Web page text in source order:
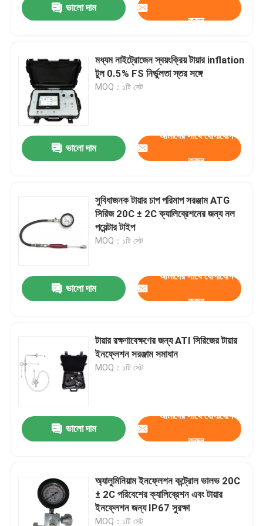
ভিডিও
ভালো দাম
করুন
মধ্যম নাইট্রোজেন স্বয়ংক্রিয় টায়ার inflation
টুল 0.5% FS নির্ভুলতা স্তর সঙ্গে
MOQ：১টি সেট
ভালো দাম
আমাদের সাথে যোগাযোগ
করুন
সুবিধাজনক টায়ার চাপ পরিমাপ সরঞ্জাম ATG
সিরিজ 20C ± 2C ক্যালিব্রেশনের জন্য নল
পয়েন্টার টাইপ
MOQ：১টি সেট
ভালো দাম
আমাদের সাথে যোগাযোগ
করুন
টায়ার রক্ষণাবেক্ষণের জন্য ATI সিরিজের টায়ার
ইনফ্লেশন সরঞ্জাম সমাধান
MOQ：১টি সেট
ভালো দাম
আমাদের সাথে যোগাযোগ
করুন
অ্যালুমিনিয়াম ইনফ্লেশন কন্ট্রোল ভালভ 20C
± 2C পরিবেশের ক্যালিব্রেশন এবং টায়ার
ইনফ্লেশন জন্য IP67 সুরক্ষা
MOQ：১টি সেট